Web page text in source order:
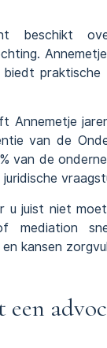
beschikt
praktische
Annemetje
van de
van de
u juist niet
mediation
kansen